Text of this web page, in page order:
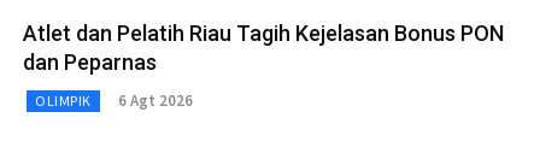
Atlet dan Pelatih Riau Tagih Kejelasan Bonus PON
dan Peparnas
OLIMPIK 6 Agt 2026